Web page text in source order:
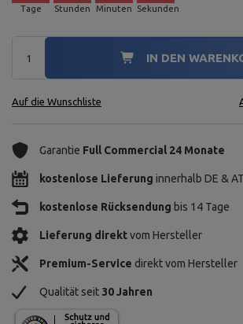
Tage Stunden Minuten Sekunden
IN DEN
Auf die Wunschliste
Garantie Full Commercial 24 Monate
kostenlose Lieferung innerhalb DE & AT
kostenlose Rücksendung bis 14 Tage
Lieferung direktvom Hersteller
Premium-Service direkt vom Hersteller
Qualität seit 30 Jahren